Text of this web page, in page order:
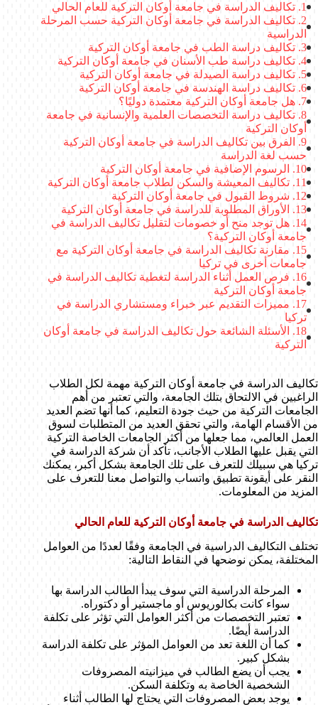
تكاليف الدراسة في جامعة أوكان التركية للعام الحالي
تكاليف الدراسة في جامعة أوكان التركية حسب المرحلة
الدراسية
تكاليف دراسة الطب في جامعة أوكان التركية
تكاليف دراسة طب الأسنان في جامعة أوكان التركية
تكاليف دراسة الصيدلة في جامعة أوكان التركية
تكاليف دراسة الهندسة في جامعة أوكان التركية
هل جامعة أوكان التركية معتمدة دوليًا؟
تكاليف دراسة التخصصات العلمية والإنسانية في جامعة
أوكان التركية
الفرق بين تكاليف الدراسة في جامعة أوكان التركية
حسب لغة الدراسة
الرسوم الإضافية في جامعة أوكان التركية
تكاليف المعيشة والسكن لطلاب جامعة أوكان التركية
شروط القبول في جامعة أوكان التركية
الأوراق المطلوبة للدراسة في جامعة أوكان التركية
هل توجد منح أو خصومات لتقليل تكاليف الدراسة في
جامعة أوكان التركية؟
مقارنة تكاليف الدراسة في جامعة أوكان التركية مع
جامعات أخرى في تركيا
فرص العمل أثناء الدراسة لتغطية تكاليف الدراسة في
جامعة أوكان التركية
مميزات التقديم عبر خبراء ومستشاري الدراسة في
تركيا
الأسئلة الشائعة حول تكاليف الدراسة في جامعة أوكان
التركية
تكاليف الدراسة في جامعة أوكان التركية مهمة لكل الطلاب
الراغبين في الالتحاق بتلك الجامعة، والتي تعتبر من أهم
الجامعات التركية من حيث جودة التعليم، كما أنها تضم العديد
من الأقسام الهامة، والتي تحقق العديد من المتطلبات لسوق
العمل العالمي، مما جعلها من أكثر الجامعات الخاصة التركية
التي يقبل عليها الطلاب الأجانب، تأكد أن شركة الدراسة في
تركيا هي سبيلك للتعرف على تلك الجامعة بشكل أكبر، يمكنك
النقر على أيقونة تطبيق واتساب والتواصل معنا للتعرف على
المزيد من المعلومات.
تكاليف الدراسة في جامعة أوكان التركية للعام الحالي
تختلف التكاليف الدراسية في الجامعة وفقًا لعددًا من العوامل
المختلفة، يمكن نوضحها في النقاط التالية:
المرحلة الدراسية التي سوف يبدأ الطالب الدراسة بها
سواء كانت بكالوريوس أو ماجستير أو دكتوراه.
تعتبر التخصصات من أكثر العوامل التي تؤثر على تكلفة
الدراسة أيضًا.
كما أن اللغة تعد من العوامل المؤثر على تكلفة الدراسة
بشكل كبير.
يجب أن يضع الطالب في ميزانيته المصروفات
الشخصية الخاصة به وتكلفة السكن.
يوجد بعض المصروفات التي يحتاج لها الطالب أثناء